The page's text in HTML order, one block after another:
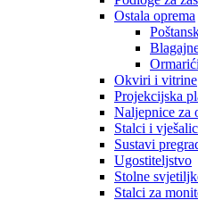
Ostala oprema
Okviri i vitrine
Projekcijska
Naljepnice za
Stalci i
Sustavi
Ugostiteljstvo
Stolne
Stalci za